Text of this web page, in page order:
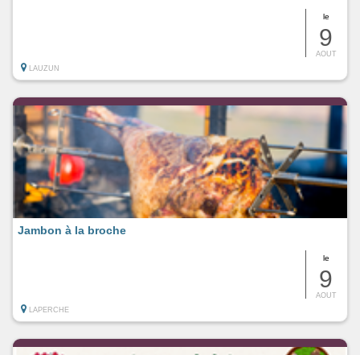
le
9
AOUT
LAUZUN
le
9
AOUT
Jambon à la broche
LAPERCHE